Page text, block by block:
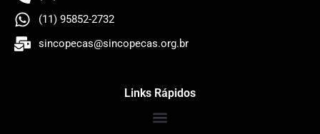
(11) 95852-2732
sincopecas@sincopecas.org.br
Links Rápidos